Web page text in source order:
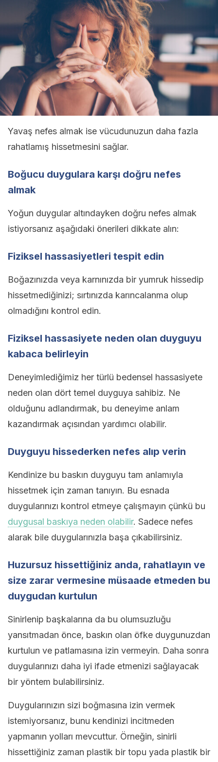
Yavaş nefes almak ise vücudunuzun daha fazla
rahatlamış hissetmesini sağlar.
Boğucu duygulara karşı doğru nefes
almak
Yoğun duygular altındayken doğru nefes almak
istiyorsanız aşağıdaki önerileri dikkate alın:
Fiziksel hassasiyetleri tespit edin
Boğazınızda veya karnınızda bir yumruk hissedip
hissetmediğinizi; sırtınızda karıncalanma olup
olmadığını kontrol edin.
Fiziksel hassasiyete neden olan duyguyu
kabaca belirleyin
Deneyimlediğimiz her türlü bedensel hassasiyete
neden olan dört temel duyguya sahibiz. Ne
olduğunu adlandırmak, bu deneyime anlam
kazandırmak açısından yardımcı olabilir.
Duyguyu hissederken nefes alıp verin
Kendinize bu baskın duyguyu tam anlamıyla
hissetmek için zaman tanıyın. Bu esnada
duygularınızı kontrol etmeye çalışmayın çünkü bu
duygusal baskıya neden olabilir. Sadece nefes
alarak bile duygularınızla başa çıkabilirsiniz.
Huzursuz hissettiğiniz anda, rahatlayın ve
size zarar vermesine müsaade etmeden bu
duygudan kurtulun
Sinirlenip başkalarına da bu olumsuzluğu
yansıtmadan önce, baskın olan öfke duygunuzdan
kurtulun ve patlamasına izin vermeyin. Daha sonra
duygularınızı daha iyi ifade etmenizi sağlayacak
bir yöntem bulabilirsiniz.
Duygularınızın sizi boğmasına izin vermek
istemiyorsanız, bunu kendinizi incitmeden
yapmanın yolları mevcuttur. Örneğin, sinirli
hissettiğiniz zaman plastik bir topu yada plastik bir